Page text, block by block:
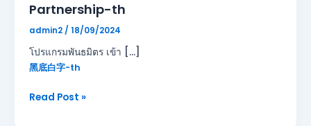
Partnership-th
admin2/ 18/09/2024
โปรแกรมพันธมิตร เข้า […]
黑底白字-th
Read Post »